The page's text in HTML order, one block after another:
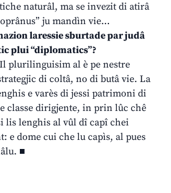
naturâl, ma se invezit di atirâ
ju mandìn vie…
laressie sburtade par judâ
plui “diplomatics”?
plurilinguisim al è pe nestre
di coltâ, no di butâ vie. La
e varès di jessi patrimoni di
classe dirigjente, in prin lûc chê
lis lenghis al vûl dî capî chei
e dome cui che lu capìs, al pues
■